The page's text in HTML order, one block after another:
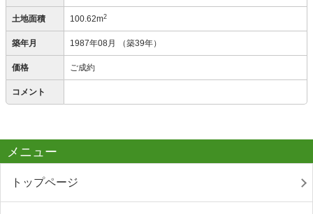
土地面積 100.62m2
築年月 1987年08月 （築39年）
価格 ご成約
コメント
メニュー
トップページ